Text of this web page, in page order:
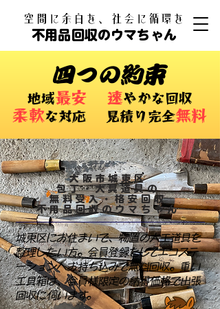
​空間に余白を、社会に循環を
不用品回収のウマちゃん
四つの約束
​地域最安 速やかな回収
柔軟な対応 ​見積り完全無料
大阪市城東区
包丁・大具道具の
無料受入・格安回収
不用品回収のウマちゃん
城東区にお住まいで、物置の大工道具を
整理したい方。会員登録をしてエコステ
ーションへお持ち込みで無料回収。重い
工具箱は、会員様限定の納得価格で出張
回収に伺います。